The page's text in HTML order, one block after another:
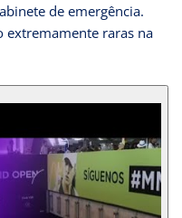
de emergência.
extremamente raras na